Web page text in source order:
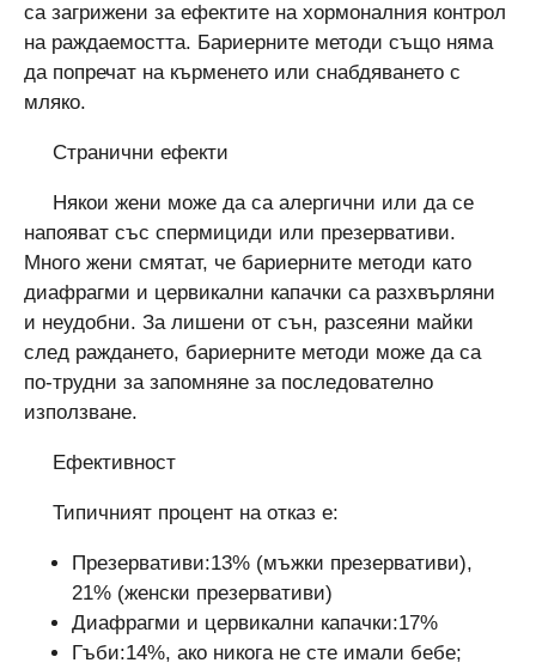
са загрижени за ефектите на хормоналния контрол
на раждаемостта. Бариерните методи също няма
да попречат на кърменето или снабдяването с
мляко.
Странични ефекти
Някои жени може да са алергични или да се
напояват със спермициди или презервативи.
Много жени смятат, че бариерните методи като
диафрагми и цервикални капачки са разхвърляни
и неудобни. За лишени от сън, разсеяни майки
след раждането, бариерните методи може да са
по-трудни за запомняне за последователно
използване.
Ефективност
Типичният процент на отказ е:
Презервативи:13% (мъжки презервативи),
21% (женски презервативи)
Диафрагми и цервикални капачки:17%
Гъби:14%, ако никога не сте имали бебе;